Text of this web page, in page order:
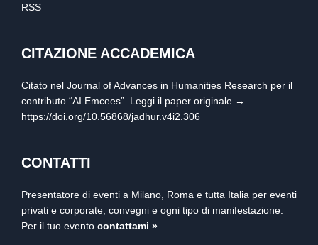
RSS
CITAZIONE ACCADEMICA
Citato nel Journal of Advances in Humanities Research per il
contributo “AI Emcees”. Leggi il paper originale →
https://doi.org/10.56868/jadhur.v4i2.306
CONTATTI
Presentatore di eventi a Milano, Roma e tutta Italia per eventi
privati e corporate, convegni e ogni tipo di manifestazione.
Per il tuo evento contattami »